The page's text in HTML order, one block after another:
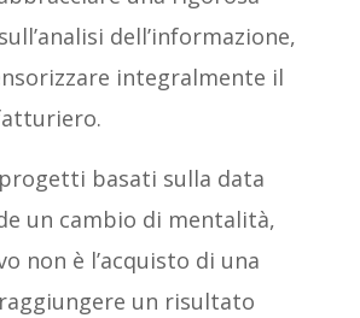
dell’informazione,
integralmente il
progetti basati sulla data
un cambio di mentalità,
non è l’acquisto di una
un risultato